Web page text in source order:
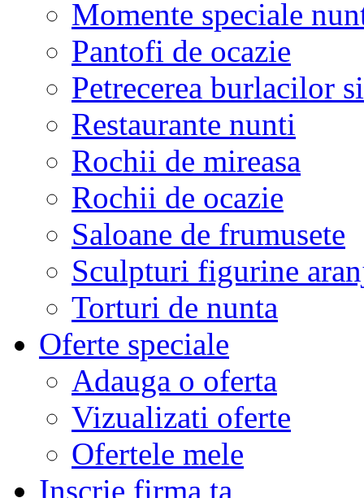
Momente speciale
Pantofi de ocazie
Petrecerea burlacilor
Restaurante nunti
Rochii de mireasa
Rochii de ocazie
Saloane de frumusete
Sculpturi figurine
Torturi de nunta
Oferte speciale
Adauga o oferta
Vizualizati oferte
Ofertele mele
Inscrie firma ta